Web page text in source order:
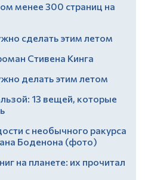
менее 300 страниц на
сделать этим летом
Стивена Кинга
делать этим летом
13 вещей, которые
с необычного ракурса
Боденона (фото)
на планете: их прочитал